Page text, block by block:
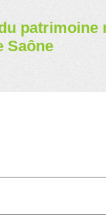
patrimoine
Saône